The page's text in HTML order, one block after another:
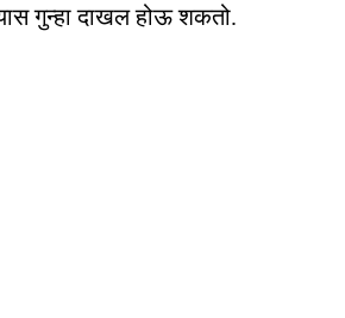
गुन्हा दाखल होऊ शकतो.